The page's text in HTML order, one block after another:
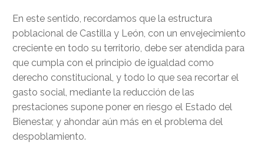
En este sentido, recordamos que la estructura
poblacional de Castilla y León, con un envejecimiento
creciente en todo su territorio, debe ser atendida para
que cumpla con el principio de igualdad como
derecho constitucional, y todo lo que sea recortar el
gasto social, mediante la reducción de las
prestaciones supone poner en riesgo el Estado del
Bienestar, y ahondar aún más en el problema del
despoblamiento.